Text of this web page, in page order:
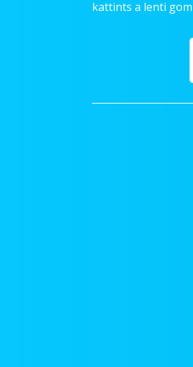
kattints a lenti